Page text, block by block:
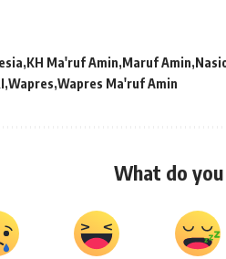
KH Ma'ruf Amin Maruf Amin
Wapres Wapres Ma'ruf Amin
What do